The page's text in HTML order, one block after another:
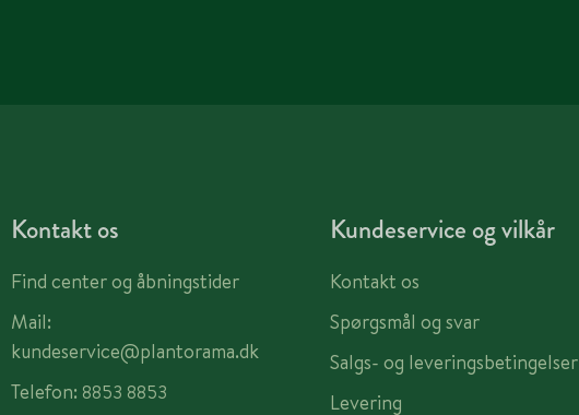
Kontakt os
Find center og åbningstider
Mail:
kundeservice@plantorama.dk
Telefon: 8853 8853
Kundeservice og vilkår
Kontakt os
Spørgsmål og svar
Salgs- og leveringsbetingelser
Levering